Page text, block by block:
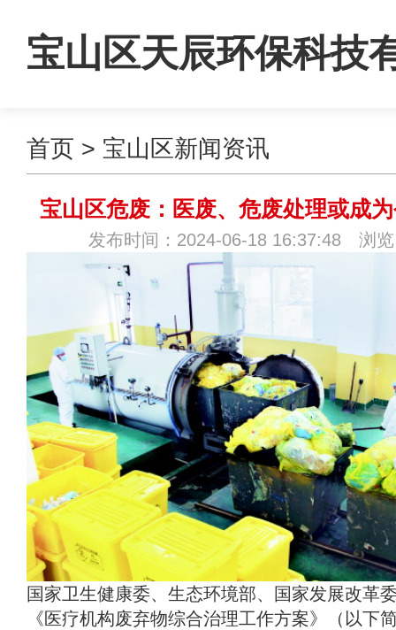
宝山区天辰环保科技
司
首页 > 宝山区新闻资讯
宝山区危废：医废、危废处理或成
发布时间：2024-06-18 16:37:48 浏览
国家卫生健康委、生态环境部、国家发展改革
《医疗机构废弃物综合治理工作方案》（以下